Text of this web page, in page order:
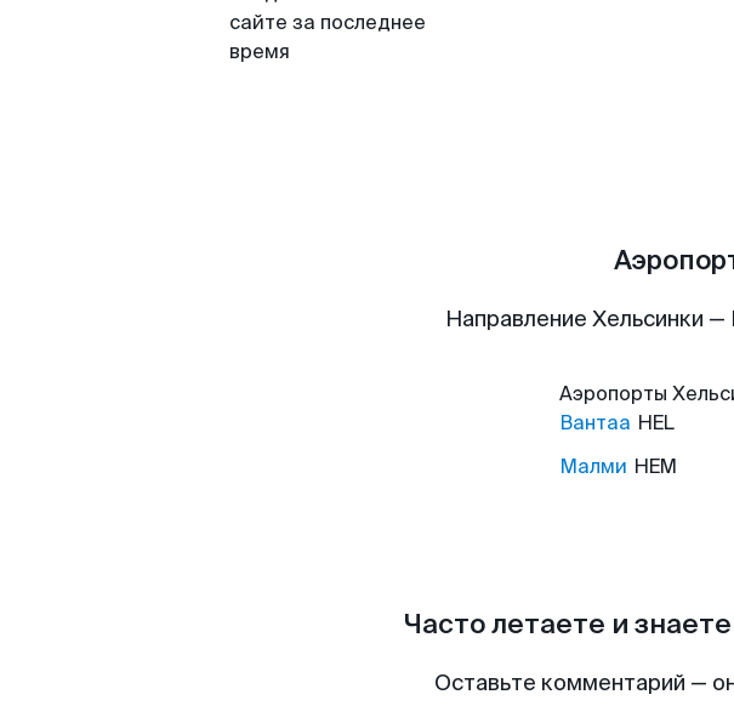
сайте за последнее
время
Направление Хельсинки
Аэропорты
Вантаа HEL
Малми HEM
Часто летаете и
Оставьте комментарий —